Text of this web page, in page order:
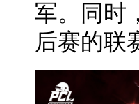
军。同时
后赛的联